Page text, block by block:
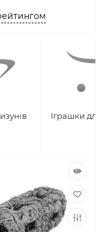
Іграшки